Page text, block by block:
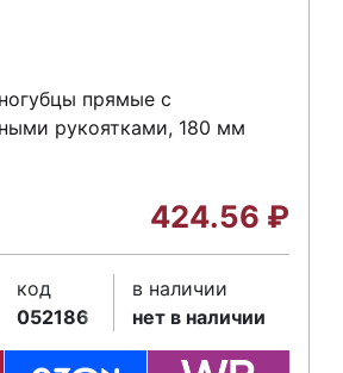
прямые с
рукоятками, 180 мм
424.56 ₽
код
052186
в наличии
нет в наличии